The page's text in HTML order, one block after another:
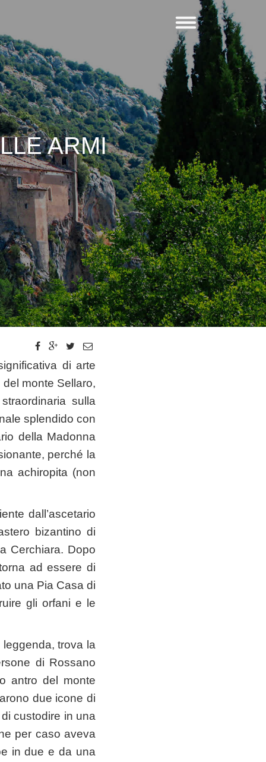
ARMI
di arte
monte Sellaro,
sulla
splendido con
della Madonna
perché la
achiropita (non
dall’ascetario
bizantino di
Cerchiara. Dopo
ad essere di
una Pia Casa di
gli orfani e le
trova la
di Rossano
antro del monte
due icone di
custodire in una
per caso aveva
in due e da una